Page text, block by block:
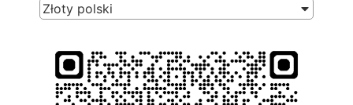
Złoty polski